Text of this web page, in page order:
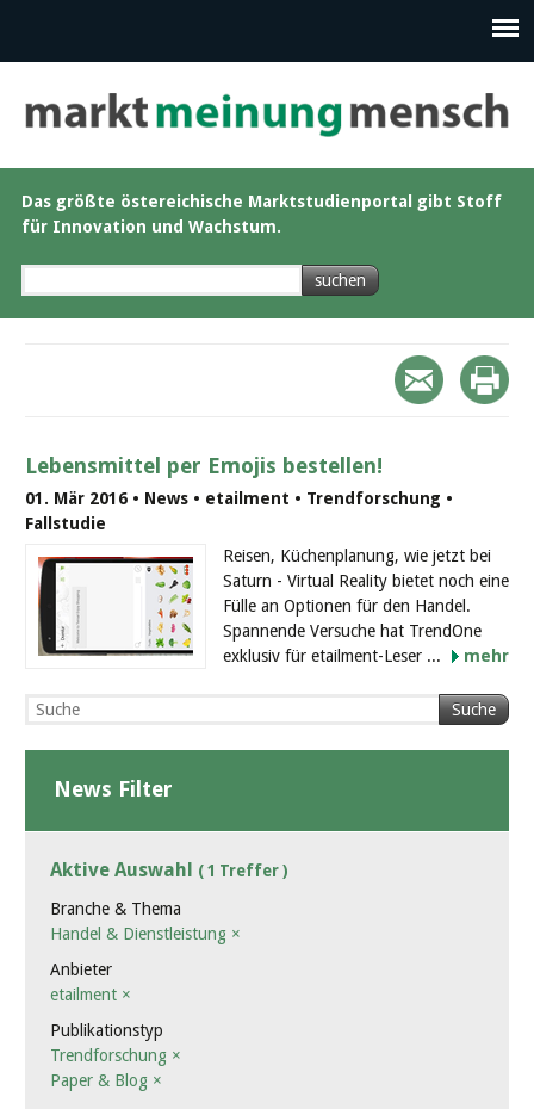
Das größte östereichische Marktstudienportal gibt Stoff
für Innovation und Wachstum.
Lebensmittel per Emojis bestellen!
01. Mär 2016 • News • etailment • Trendforschung •
Fallstudie
Reisen, Küchenplanung, wie jetzt bei
Saturn - Virtual Reality bietet noch eine
Fülle an Optionen für den Handel.
Spannende Versuche hat TrendOne
exklusiv für etailment-Leser ...
mehr
Suche
News Filter
Aktive Auswahl ( 1 Treffer )
Branche & Thema
Handel & Dienstleistung ×
Anbieter
etailment ×
Publikationstyp
Trendforschung ×
Paper & Blog ×